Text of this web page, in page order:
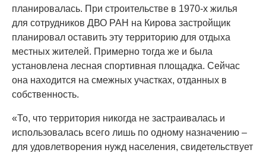
планировалась. При строительстве в 1970-х жилья
для сотрудников ДВО РАН на Кирова застройщик
планировал оставить эту территорию для отдыха
местных жителей. Примерно тогда же и была
установлена лесная спортивная площадка. Сейчас
она находится на смежных участках, отданных в
собственность.
«То, что территория никогда не застраивалась и
использовалась всего лишь по одному назначению –
для удовлетворения нужд населения, свидетельствует